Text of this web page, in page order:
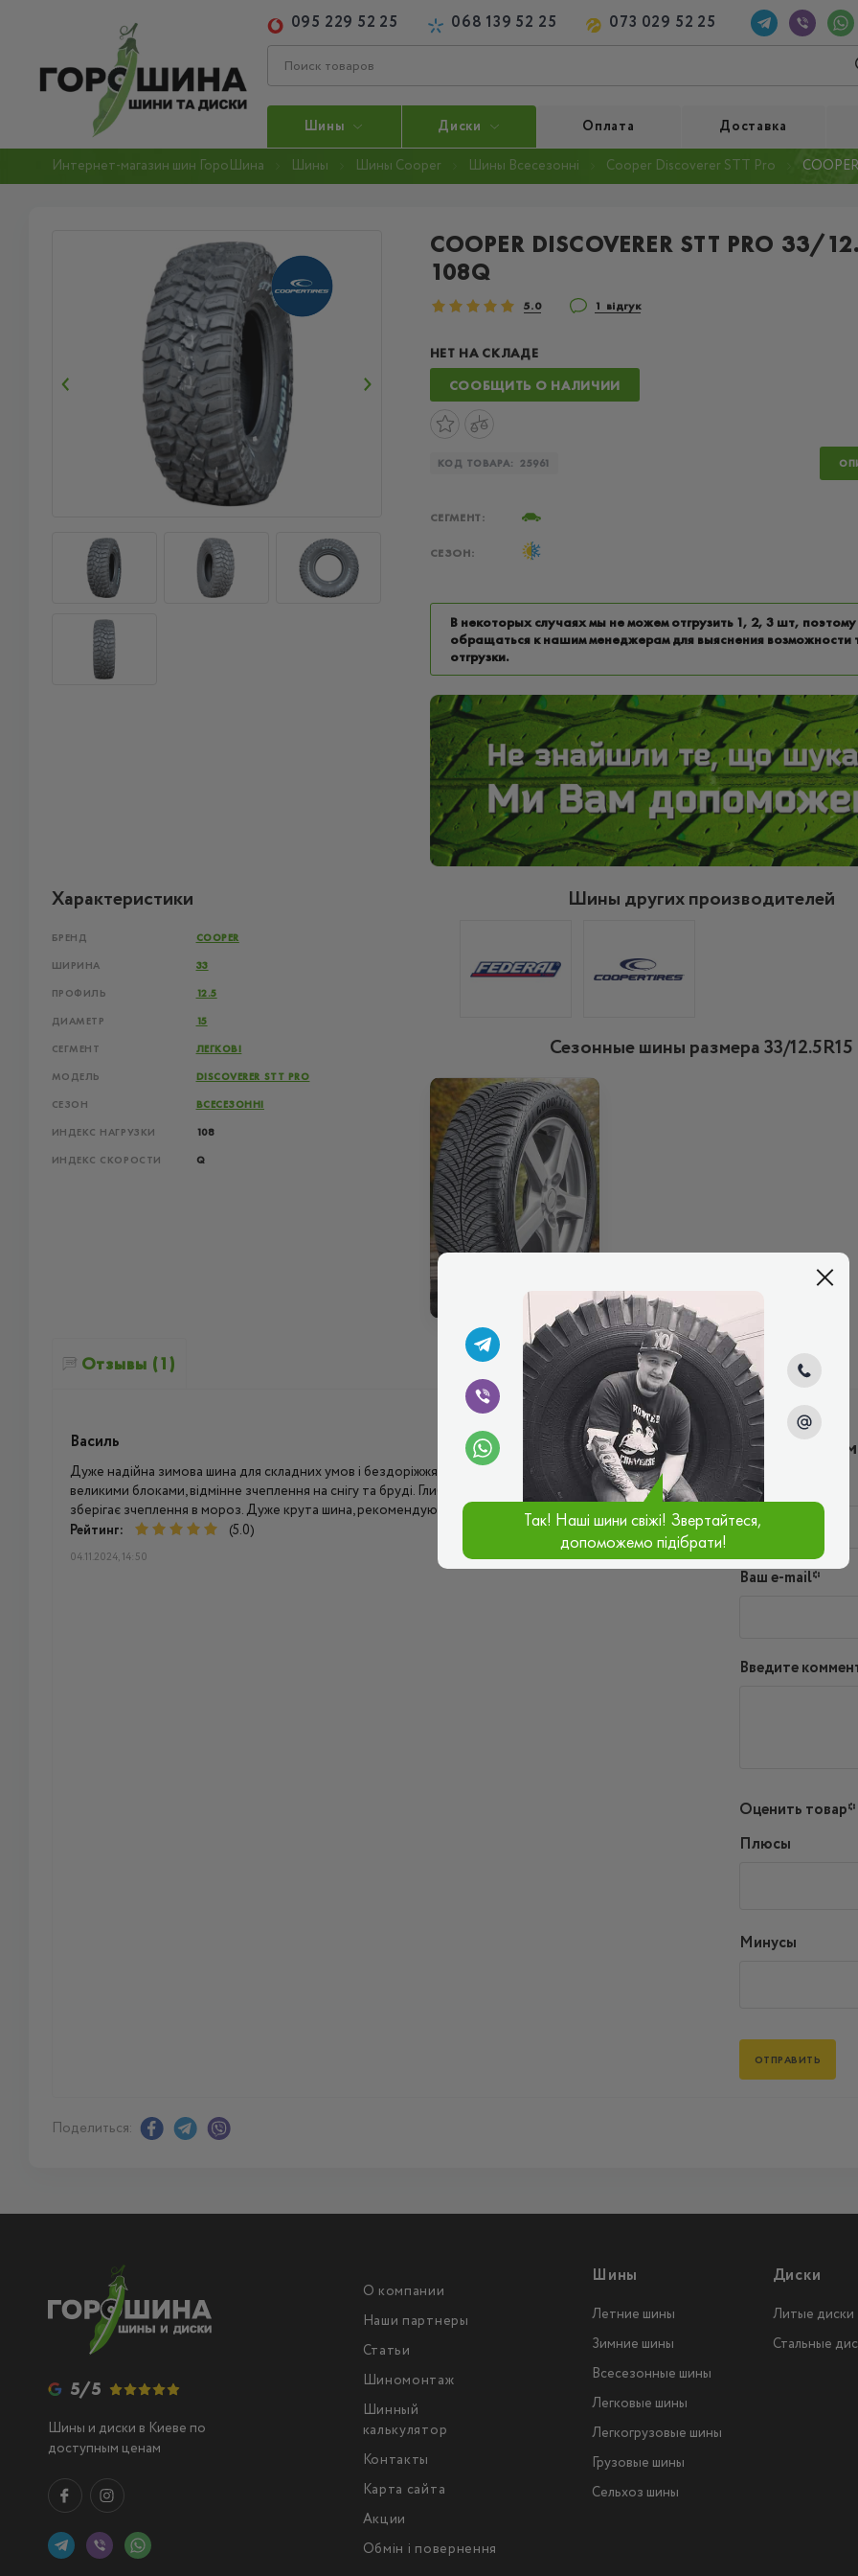
095 229 52 25 068 139 52 25 073 029 52 25
Шины Диски Оплата Доставка
Интернет-магазин шин ГороШина Шины Шины Cooper Шины Всесезонні Cooper Discoverer STT Pro
COOPER DISCOVERER STT PRO 33/
108Q
5.0 1 відгук
НЕТ НА СКЛАДЕ
СООБЩИТЬ О НАЛИЧИИ
КОД ТОВАРА: 25961
СЕГМЕНТ:
СЕЗОН:
В некоторых случаях мы не можем отгрузить 1, 2, 3 шт,
обращаться к нашим менеджерам для выяснения возможности
отгрузки.
Характеристики
БРЕНД COOPER
ШИРИНА 33
ПРОФИЛЬ 12.5
ДИАМЕТР 15
СЕГМЕНТ ЛЕГКОВІ
МОДЕЛЬ DISCOVERER STT PRO
СЕЗОН ВСЕСЕЗОННІ
ИНДЕКС НАГРУЗКИ 108
ИНДЕКС СКОРОСТИ Q
Шины других производителей
Сезонные шины размера 33/12.5R15
ВСЕСЕЗОННІ
Отзывы (1)
Василь
Дуже надійна зимова шина для складних умов і бездоріжжя. Чудовий агресивний протектор із
великими блоками, відмінне зчеплення на снігу та бруді. Глибокі канавки ефективно відводять воду,
зберігає зчеплення в мороз. Дуже крута шина, рекомендую!
Рейтинг:
(5.0)
04.11.2024, 14:50
Написать
Имя*
Ваш e-mail*
Введите
Оценить товар*
Плюсы
Минусы
Поделиться:
5/5
Шины и диски в Киеве по
доступным ценам
О компании
Наши партнеры
Статьи
Шиномонтаж
Шинный
калькулятор
Контакты
Карта сайта
Акции
Обмін і повернення
Шины
Летние шины
Зимние шины
Всесезонные шины
Легковые шины
Легкогрузовые шины
Грузовые шины
Сельхоз шины
Диски
Литые диски
Стальные
Так! Наші шини свіжі! Звертайтеся,
допоможемо підібрати!